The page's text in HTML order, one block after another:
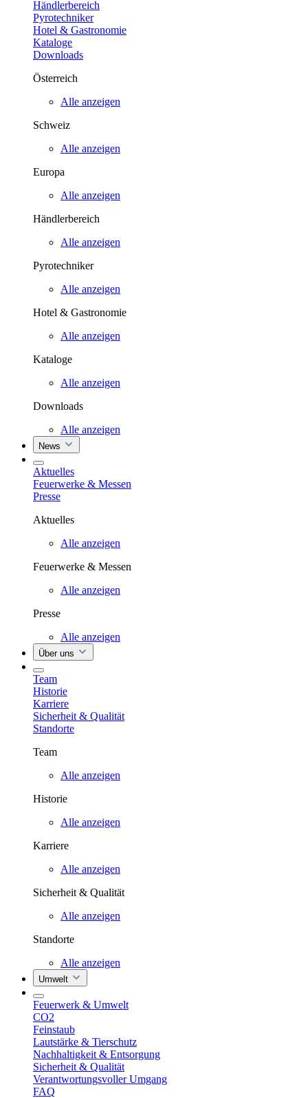
Händlerbereich
Pyrotechniker
Hotel & Gastronomie
Kataloge
Downloads
Österreich
Alle anzeigen
Schweiz
Alle anzeigen
Europa
Alle anzeigen
Händlerbereich
Alle anzeigen
Pyrotechniker
Alle anzeigen
Hotel & Gastronomie
Alle anzeigen
Kataloge
Alle anzeigen
Downloads
Alle anzeigen
News
Aktuelles
Feuerwerke & Messen
Presse
Aktuelles
Alle anzeigen
Feuerwerke & Messen
Alle anzeigen
Presse
Alle anzeigen
Über uns
Team
Historie
Karriere
Sicherheit & Qualität
Standorte
Team
Alle anzeigen
Historie
Alle anzeigen
Karriere
Alle anzeigen
Sicherheit & Qualität
Alle anzeigen
Standorte
Alle anzeigen
Umwelt
Feuerwerk & Umwelt
CO2
Feinstaub
Lautstärke & Tierschutz
Nachhaltigkeit & Entsorgung
Sicherheit & Qualität
Verantwortungsvoller Umgang
FAQ